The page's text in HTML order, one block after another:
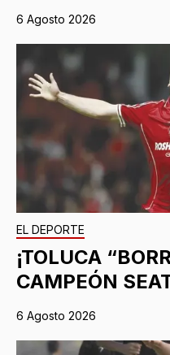
6 Agosto 2026
EL DEPORTE
¡TOLUCA
CAMPEÓN
6 Agosto 2026